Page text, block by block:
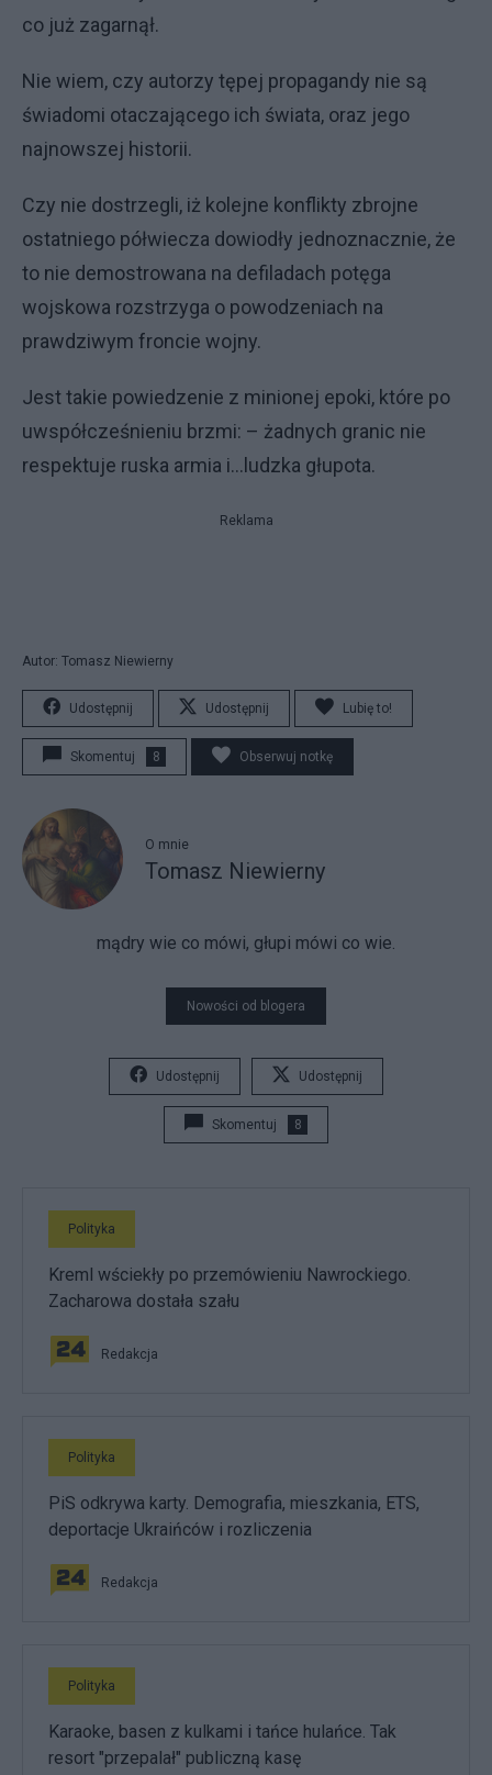
co już zagarnął.
Nie wiem, czy autorzy tępej propagandy nie są
świadomi otaczającego ich świata, oraz jego
najnowszej historii.
Czy nie dostrzegli, iż kolejne konflikty zbrojne
ostatniego półwiecza dowiodły jednoznacznie, że
to nie demostrowana na defiladach potęga
wojskowa rozstrzyga o powodzeniach na
prawdziwym froncie wojny.
Jest takie powiedzenie z minionej epoki, które po
uwspółcześnieniu brzmi: – żadnych granic nie
respektuje ruska armia i...ludzka głupota.
Reklama
Autor: Tomasz Niewierny
Udostępnij Udostępnij Lubię to!
Skomentuj 8 Obserwuj notkę
O mnie
Tomasz Niewierny
mądry wie co mówi, głupi mówi co wie.
Nowości od blogera
Udostępnij Udostępnij
Skomentuj 8
Polityka
Kreml wściekły po przemówieniu Nawrockiego.
Zacharowa dostała szału
Redakcja
Polityka
PiS odkrywa karty. Demografia, mieszkania, ETS,
deportacje Ukraińców i rozliczenia
Redakcja
Polityka
Karaoke, basen z kulkami i tańce hulańce. Tak
resort "przepalał" publiczną kasę